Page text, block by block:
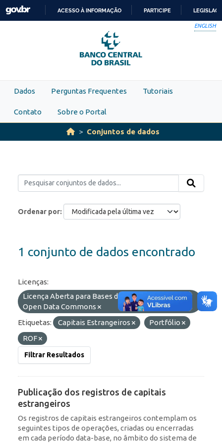
Skip to main content
PARA
O
CONTEÚDO
ACESSO À INFORMAÇÃO PARTICIPE
ENGLISH
Dados Perguntas Frequentes Tutoriais
Contato Sobre o Portal
Conjuntos de dados
Ordenar por
1 conjunto de dados encontrado
Licenças:
Licença Aberta para Bases de Dados (ODbL) do
Open Data Commons
Etiquetas:
Capitais Estrangeiros
Portfólio
ROF
Filtrar Resultados
Publicação dos registros de capitais
estrangeiros
Os registros de capitais estrangeiros contemplam os
seguintes tipos de operações, criadas ou encerradas
em cada período data-base, no âmbito do sistema de